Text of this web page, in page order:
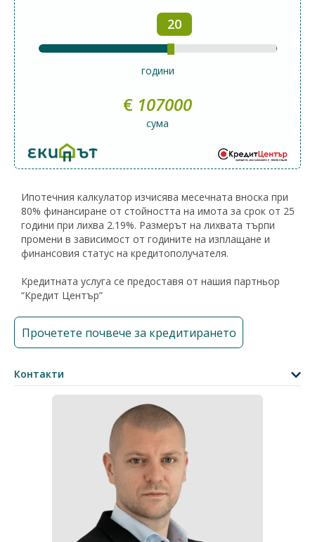
20
години
€ 107000
сума
Ипотечния калкулатор изчисява месечната вноска при
80% финансиране от стойността на имота за срок от 25
години при лихва 2.19%. Размерът на лихвата търпи
промени в зависимост от годините на изплащане и
финансовия статус на кредитополучателя.
Кредитната услуга се предоставя от нашия партньор
“Кредит Център”
Прочетете почвече за кредитирането
Контакти